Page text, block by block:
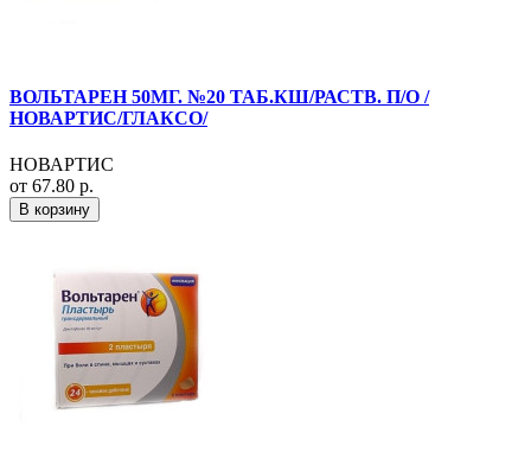
ВОЛЬТАРЕН 50МГ. №20 ТАБ.КШ/РАСТВ. П/О /
НОВАРТИС/ГЛАКСО/
НОВАРТИС
от 67.80 р.
В корзину